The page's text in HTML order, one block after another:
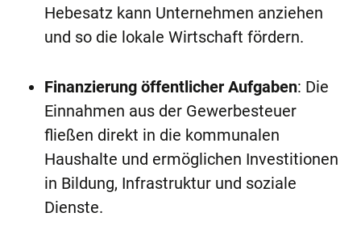
Hebesatz kann Unternehmen anziehen
und so die lokale Wirtschaft fördern.
Finanzierung öffentlicher Aufgaben: Die
Einnahmen aus der Gewerbesteuer
fließen direkt in die kommunalen
Haushalte und ermöglichen Investitionen
in Bildung, Infrastruktur und soziale
Dienste.